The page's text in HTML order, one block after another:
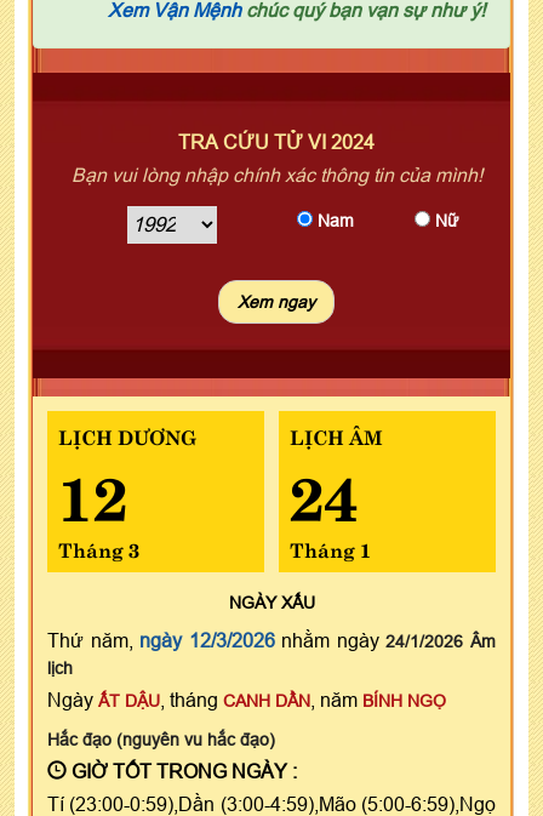
Xem Vận Mệnhchúc quý bạn vạn sự như ý!
TRA CỨU TỬ VI 2024
Bạn vui lòng nhập chính xác thông tin của mình!
Nam Nữ
LỊCH DƯƠNG
12
Tháng 3
LỊCH ÂM
24
Tháng 1
NGÀYXẤU
Thứ năm, ngày 12/3/2026nhằm ngày24/1/2026 Âm
lịch
Ngày ẤT DẬU , tháng CANH DẦN , năm BÍNH NGỌ
Hắc đạo (nguyên vu hắc đạo)
GIỜ TỐT TRONG NGÀY :
Tí (23:00-0:59),Dần (3:00-4:59),Mão (5:00-6:59),Ngọ